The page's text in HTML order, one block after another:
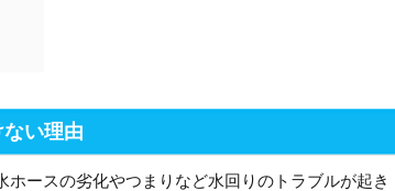
い理由
ースの劣化やつまりなど水回りのトラブルが起き